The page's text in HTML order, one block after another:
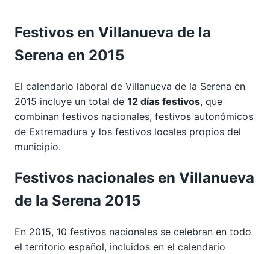
Festivos en Villanueva de la
Serena en 2015
El calendario laboral de Villanueva de la Serena en
2015 incluye un total de 12 días festivos, que
combinan festivos nacionales, festivos autonómicos
de Extremadura y los festivos locales propios del
municipio.
Festivos nacionales en Villanueva
de la Serena 2015
En 2015, 10 festivos nacionales se celebran en todo
el territorio español, incluidos en el calendario